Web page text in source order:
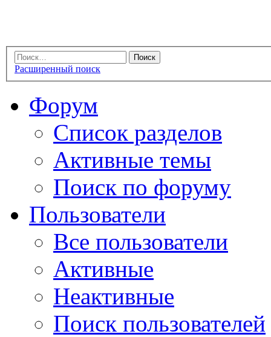
Расширенный поиск
Форум
Список разделов
Активные темы
Поиск по форуму
Пользователи
Все пользователи
Активные
Неактивные
Поиск пользователей